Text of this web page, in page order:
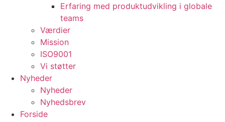
Erfaring med produktudvikling i globale
teams
Værdier
Mission
ISO9001
Vi støtter
Nyheder
Nyheder
Nyhedsbrev
Forside